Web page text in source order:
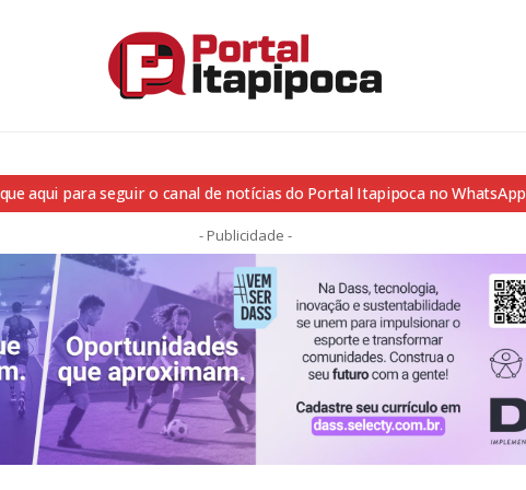
aqui para seguir o canal de notícias do Portal Itapipoca no WhatsApp
- Publicidade -